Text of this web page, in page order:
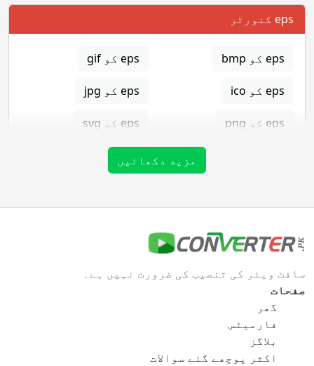
eps کنورٹر
eps کو bmp eps کو gif
eps کو ico eps کو jpg
eps کو png eps کو svg
gif کنورٹر
gif کو bmp
gif کو ico
gif کو png
gif کو tga
مزید دکھائیں
سافٹ ویئر کی تنصیب کی ضرورت نہیں ہے۔
صفحات
گھر
فارمیٹس
بلاگز
اکثر پوچھے گئے سوالات